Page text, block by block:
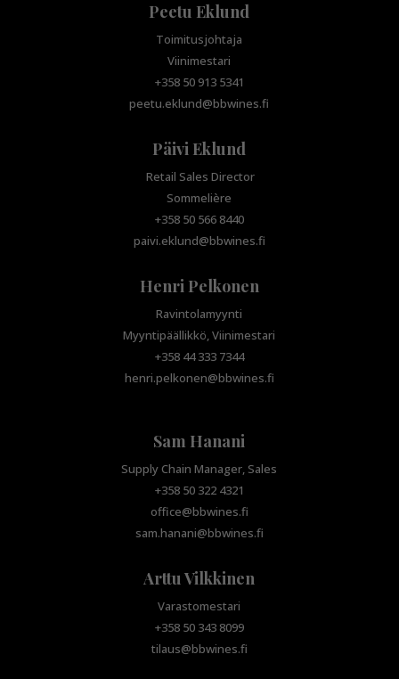
Peetu Eklund
Toimitusjohtaja
Viinimestari
+358 50 913 5341
peetu.eklund@bbwines.fi
Päivi Eklund
Retail Sales Director
Sommelière
+358 50 566 8440
paivi.eklund@bbwines.fi
Henri Pelkonen
Ravintolamyynti
Myyntipäällikkö, Viinimestari
+358 44 333 7344
henri.pelkonen@bbwines.fi
Sam Hanani
Supply Chain Manager, Sales
+358 50 322 4321
office@bbwines.fi
sam.hanani@bbwines.fi
Arttu Vilkkinen
Varastomestari
+358 50 343 8099
tilaus@bbwines.fi